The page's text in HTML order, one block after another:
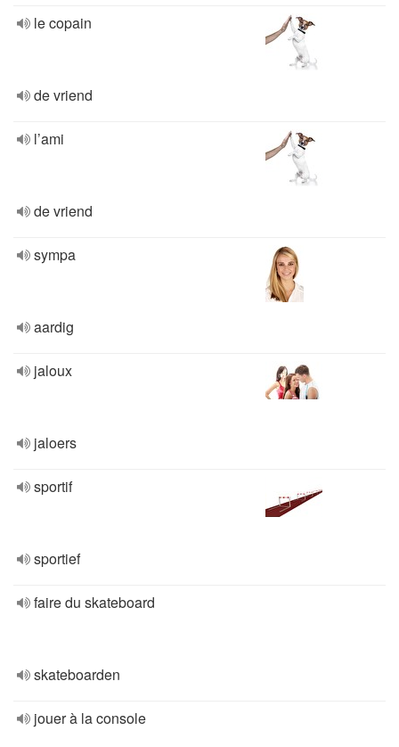
le copain
de vriend
l’ami
de vriend
sympa
aardig
jaloux
jaloers
sportif
sportief
faire du skateboard
skateboarden
jouer à la console